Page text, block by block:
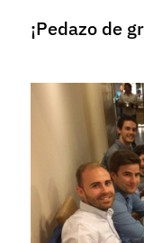
¡Pedazo de